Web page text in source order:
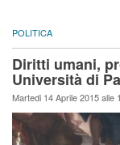
POLITICA
Diritti umani,
Università di
Martedi 14 Aprile 2015 alle